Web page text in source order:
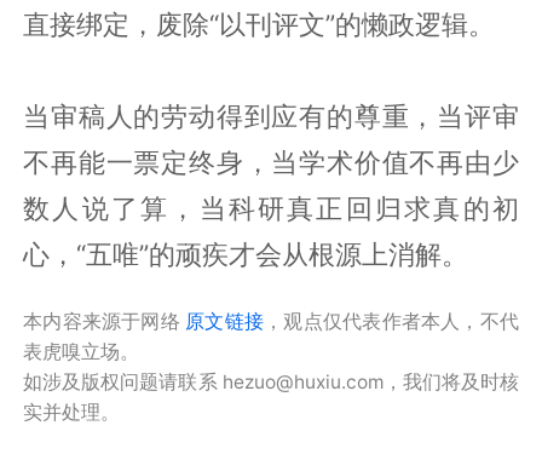
直接绑定，废除“以刊评文”的懒政逻辑。
当审稿人的劳动得到应有的尊重，当评审
不再能一票定终身，当学术价值不再由少
数人说了算，当科研真正回归求真的初
心，“五唯”的顽疾才会从根源上消解。
本内容来源于网络 原文链接 ，观点仅代表作者本人，不代
表虎嗅立场。
如涉及版权问题请联系 hezuo@huxiu.com，我们将及时核
实并处理。